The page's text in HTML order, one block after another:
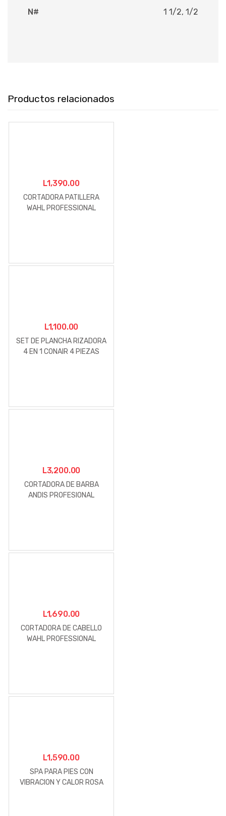
N# 1 1/2, 1/2
Productos relacionados
L1,390.00
CORTADORA PATILLERA
WAHL PROFESSIONAL
L1,100.00
SET DE PLANCHA RIZADORA
4 EN 1 CONAIR 4 PIEZAS
L3,200.00
CORTADORA DE BARBA
ANDIS PROFESIONAL
L1,690.00
CORTADORA DE CABELLO
WAHL PROFESSIONAL
L1,590.00
SPA PARA PIES CON
VIBRACION Y CALOR ROSA